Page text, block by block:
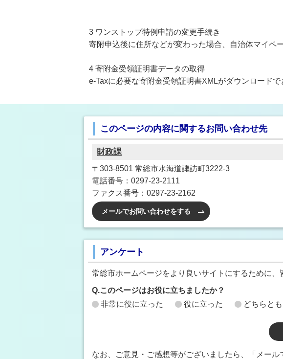
3 ワンストップ特例申請の変更手続き
寄附申込後に住所などが変わった場合、自治体マイペ
4 寄附金受領証明書データの取得
e-Taxに必要な寄附金受領証明書XMLがダウンロードで
このページの内容に関するお問い合わせ先
財政課
〒303-8501 常総市水海道諏訪町3222-3
電話番号：0297-23-2111
ファクス番号：0297-23-2162
メールでお問い合わせをする
アンケート
常総市ホームページをより良いサイトにするために、
Q.このページはお役に立ちましたか？
非常に役に立った
役に立った どちらと
なお、ご意見・ご感想等がございましたら、「メー